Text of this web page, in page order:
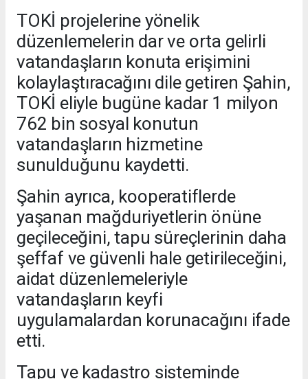
TOKİ projelerine yönelik
düzenlemelerin dar ve orta gelirli
vatandaşların konuta erişimini
kolaylaştıracağını dile getiren Şahin,
TOKİ eliyle bugüne kadar 1 milyon
762 bin sosyal konutun
vatandaşların hizmetine
sunulduğunu kaydetti.
Şahin ayrıca, kooperatiflerde
yaşanan mağduriyetlerin önüne
geçileceğini, tapu süreçlerinin daha
şeffaf ve güvenli hale getirileceğini,
aidat düzenlemeleriyle
vatandaşların keyfi
uygulamalardan korunacağını ifade
etti.
Tapu ve kadastro sisteminde